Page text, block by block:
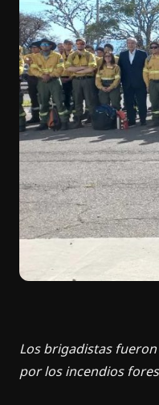
Los brigadistas
por los incendios